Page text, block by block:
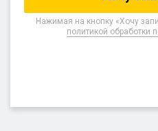
Нажимая на кнопку «Хочу
политикой обработки